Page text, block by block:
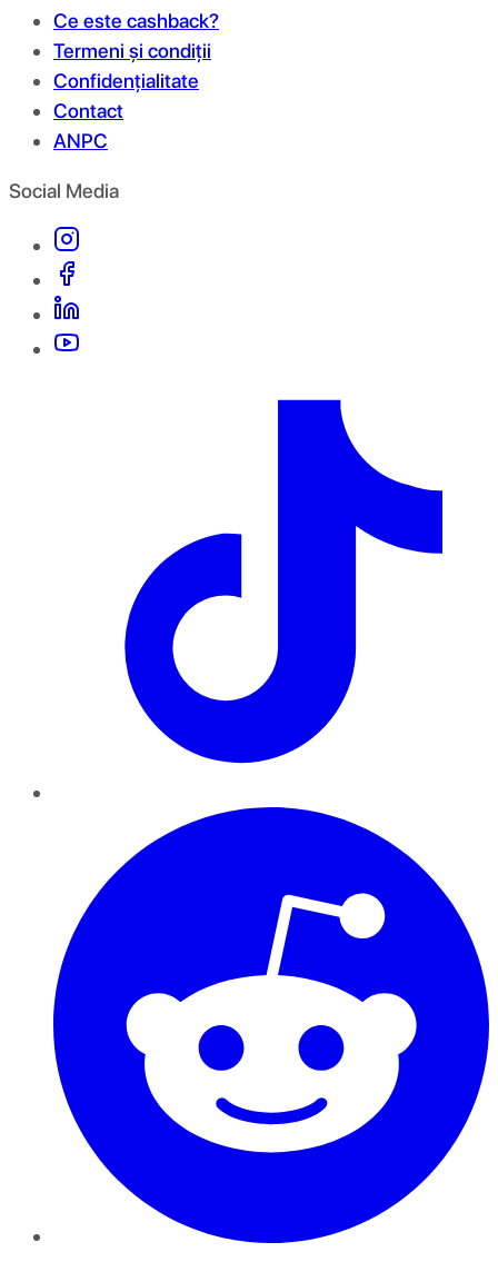
Ce este cashback?
Termeni și condiții
Confidențialitate
Contact
ANPC
Social Media